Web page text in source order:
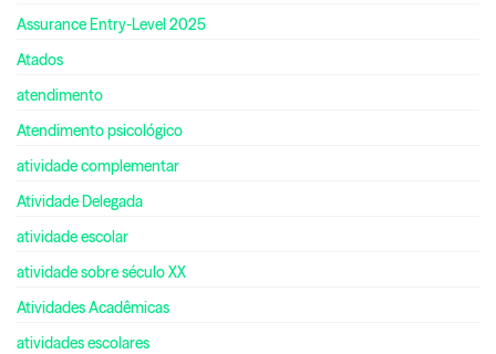
Assurance Entry-Level 2025
Atados
atendimento
Atendimento psicológico
atividade complementar
Atividade Delegada
atividade escolar
atividade sobre século XX
Atividades Acadêmicas
atividades escolares